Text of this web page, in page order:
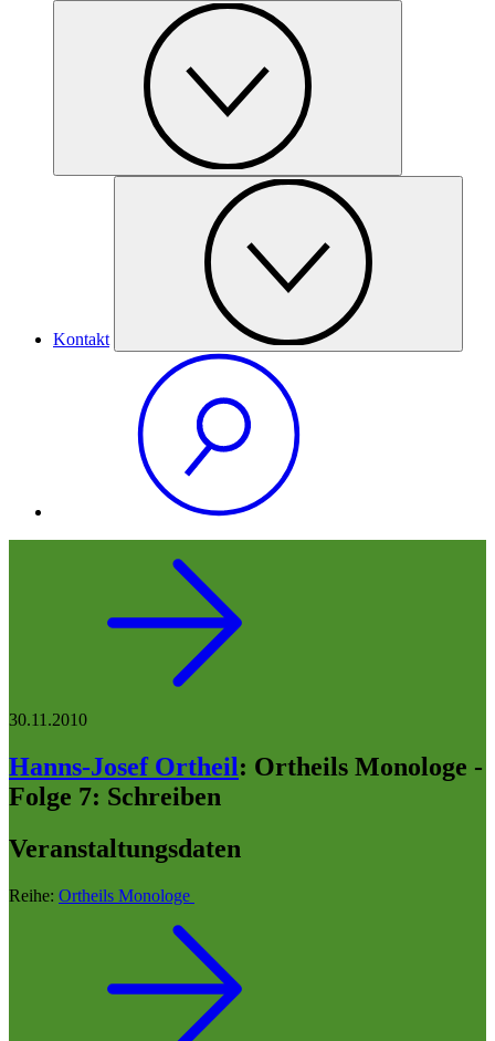
Kontakt
30.11.2010
Hanns-Josef Ortheil: Ortheils Monologe -
Folge 7: Schreiben
Veranstaltungsdaten
Reihe: Ortheils Monologe